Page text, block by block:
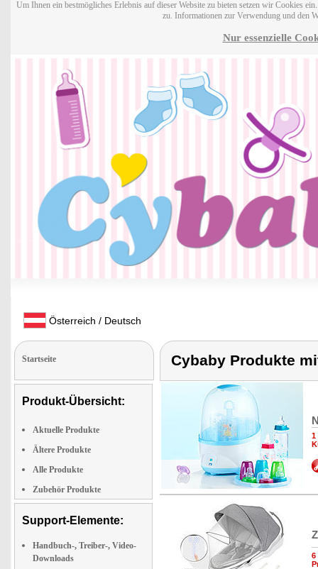
Um Ihnen ein bestmögliches Erlebnis auf dieser Website zu bieten setzen wir Cookies
zu. Informationen zur Verwendung und den
Nur essenzielle
Österreich / Deutsch
Startseite
Produkt-Übersicht:
Aktuelle Produkte
Ältere Produkte
Alle Produkte
Zubehör Produkte
Support-Elemente:
Handbuch-, Treiber-, Video-
Downloads
Cybaby Produkte
1
6